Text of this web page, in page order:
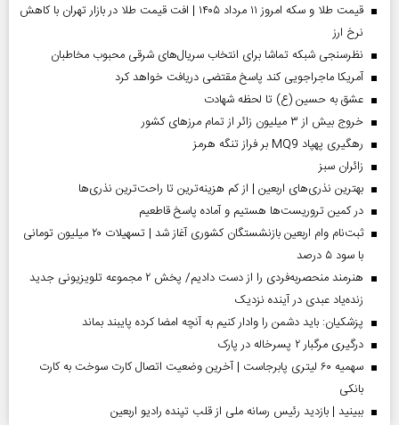
قیمت طلا و سکه امروز ۱۱ مرداد ۱۴۰۵ | افت قیمت طلا در بازار تهران با کاهش
نرخ ارز
نظرسنجی شبکه تماشا برای انتخاب سریال‌های شرقی محبوب مخاطبان
آمریکا ماجراجویی کند پاسخ مقتضی دریافت خواهد کرد
عشق به حسین (ع) تا لحظه شهادت
خروج بیش از ۳ میلیون زائر از تمام مرز‌های کشور
رهگیری پهپاد MQ9 بر فراز تنگه هرمز
‌زائران سبز
بهترین نذری‌های اربعین | از کم هزینه‌ترین تا راحت‌ترین نذری‌ها
در کمین تروریست‌ها هستیم و آماده پاسخ قاطعیم
ثبت‌نام وام اربعین بازنشستگان کشوری آغاز شد | تسهیلات ۲۰ میلیون تومانی
با سود ۵ درصد
هنرمند منحصر‌به‌فردی را از دست دادیم/ پخش ۲ مجموعه تلویزیونی جدید
زنده‌یاد عبدی در آینده نزدیک
پزشکیان: باید دشمن را وادار کنیم به آنچه امضا کرده پایبند بماند
درگیری مرگبار ۲ پسرخاله در پارک
سهمیه ۶۰ لیتری پابرجاست | آخرین وضعیت اتصال کارت سوخت به کارت
بانکی
ببینید | بازدید رئیس رسانه ملی از قلب تپنده رادیو اربعین